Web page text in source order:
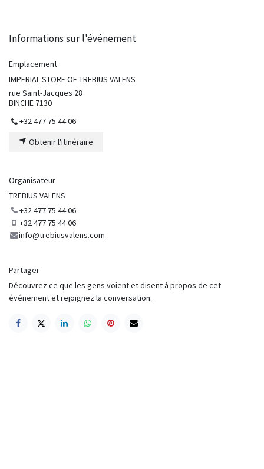
Informations sur l'événement
Emplacement
IMPERIAL STORE OF TREBIUS VALENS
rue Saint-Jacques 28
BINCHE 7130
+32 477 75 44 06
Obtenir l'itinéraire
Organisateur
TREBIUS VALENS
+32 477 75 44 06
+32 477 75 44 06
info@trebiusvalens.com
Partager
Découvrez ce que les gens voient et disent à propos de cet
événement et rejoignez la conversation.